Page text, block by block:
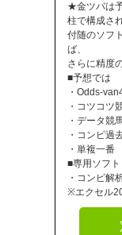
★金ツバは
柱で構成さ
付随のソフ
ば、
さらに精度
■予想では
・Odds-
・コツコツ
・データ競
・コンピ過
・単複一番
■専用ソフト
・コンピ解
※エクセル